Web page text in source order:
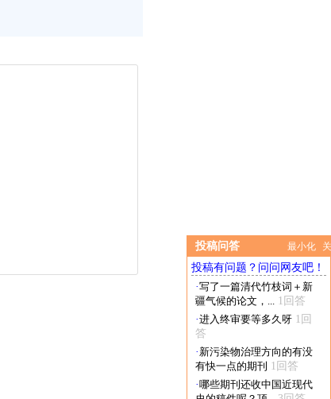
投稿问答 最小化
投稿有问题？问问网友吧！
·写了一篇清代竹枝词＋新
疆气候的论文，... 1回答
·进入终审要等多久呀 1回
答
· 新污染物治理方向的有没
有快一点的期刊 1回答
·哪些期刊还收中国近现代